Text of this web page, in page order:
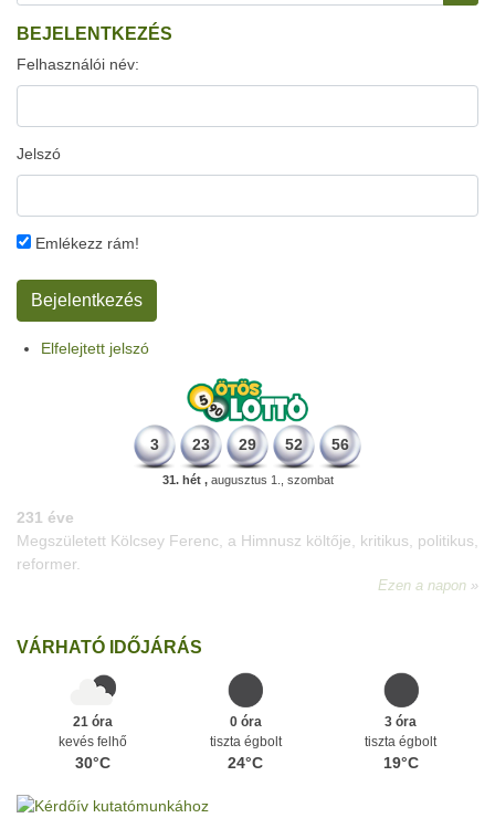
BEJELENTKEZÉS
Felhasználói név:
Jelszó
Emlékezz rám!
Elfelejtett jelszó
3 23 29 52 56
31. hét ,augusztus 1., szombat
331 éve
Megszületett Mikes Kelemen memoáríró, műfordító, a XVIII.
századi magyar prózairodalom legnagyobb alakja.
Ezen a napon
VÁRHATÓ IDŐJÁRÁS
21 óra
kevés felhő
30°C
0 óra
tiszta égbolt
24°C
3 óra
tiszta égbolt
19°C